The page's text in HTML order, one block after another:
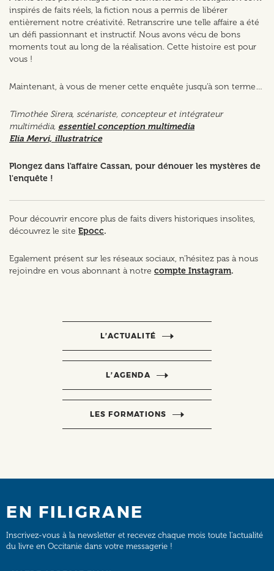
inspirés de faits réels, la fiction nous a permis de libérer
entièrement notre créativité. Retranscrire une telle affaire a été
un défi passionnant et instructif. Nous avons vécu de bons
moments tout au long de la réalisation. Cette histoire est pour
vous !
Maintenant, à vous de mener cette enquête jusqu’à son terme…
Timothée Sirera, scénariste, concepteur et intégrateur
multimédia, essentiel conception multimedia
Elia Mervi, illustratrice
Plongez dans l'affaire Cassan, pour dénouer les mystères de
l'enquête !
Pour découvrir encore plus de faits divers historiques insolites,
découvrez le site Epocc.
Egalement présent sur les réseaux sociaux, n'hésitez pas à nous
rejoindre en vous abonnant à notre compte Instagram.
L’ACTUALITÉ
L’AGENDA
LES FORMATIONS
EN FILIGRANE
Inscrivez-vous à la newsletter et recevez chaque mois toute l’actualité
du livre en Occitanie dans votre messagerie !